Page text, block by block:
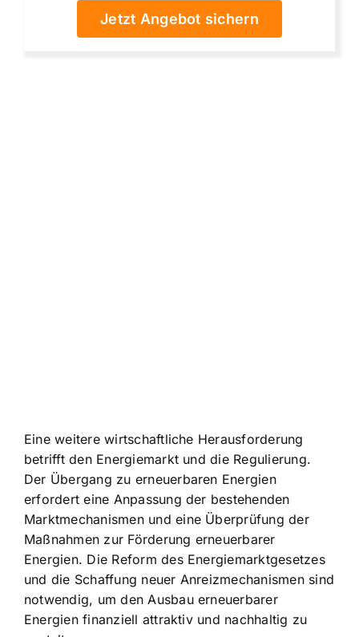
Jetzt Angebot sichern
Eine weitere wirtschaftliche Herausforderung
betrifft den Energiemarkt und die Regulierung.
Der Übergang zu erneuerbaren Energien
erfordert eine Anpassung der bestehenden
Marktmechanismen und eine Überprüfung der
Maßnahmen zur Förderung erneuerbarer
Energien. Die Reform des Energiemarktgesetzes
und die Schaffung neuer Anreizmechanismen sind
notwendig, um den Ausbau erneuerbarer
Energien finanziell attraktiv und nachhaltig zu